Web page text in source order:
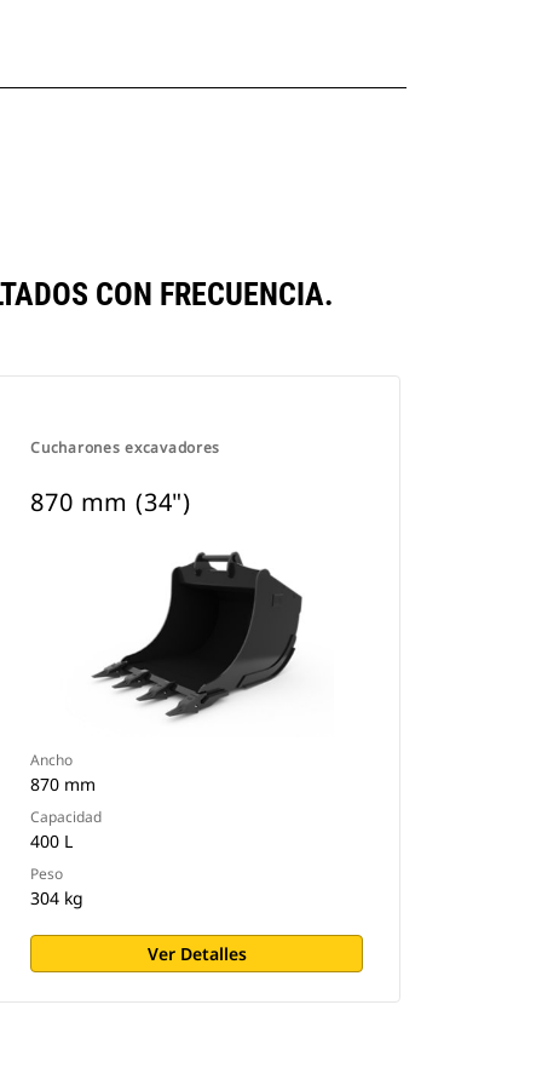
CON FRECUENCIA.
Cucharones excavadores
870 mm (34")
Ancho
870 mm
Capacidad
400 L
Peso
304 kg
Ver Detalles